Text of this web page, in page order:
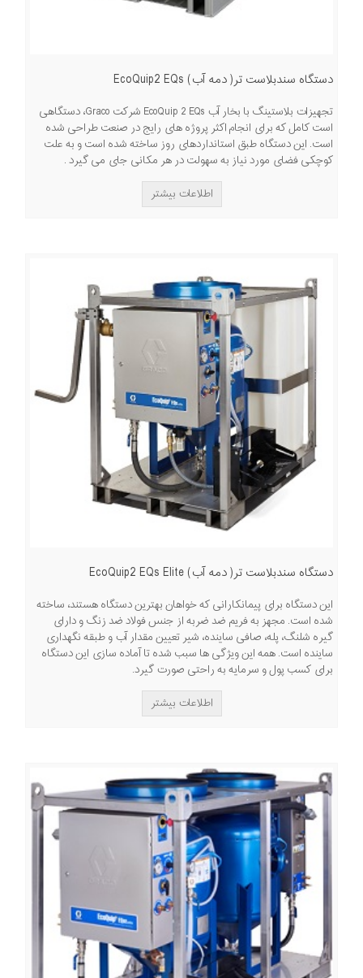
دستگاه سندبلاست تر( دمه آب) EcoQuip2 EQs
تجهیزات بلاستینگ با بخار آب EcoQuip 2 EQs شرکت Graco، دستگاهی
است کامل که برای انجام اکثر پروژه های رایج در صنعت طراحی شده
است. این دستگاه طبق استانداردهای روز ساخته شده است و به علت
کوچکی فضای مورد نیاز به سهولت در هر مکانی جای می گیرد .
اطلاعات بیشتر
دستگاه سندبلاست تر( دمه آب) EcoQuip2 EQs Elite
این دستگاه برای پیمانکارانی که خواهان بهترین دستگاه هستند، ساخته
شده است. مجهز به فریم ضد ضربه از جنس فولاد ضد زنگ و دارای
گیره شلنگ، پله، صافی ساینده، شیر تعیین مقدار آب و طبقه نگهداری
ساینده است. همه این ویژگی ها سبب شده تا آماده سازی این دستگاه
برای کسب پول و سرمایه به راحتی صورت گیرد.
اطلاعات بیشتر